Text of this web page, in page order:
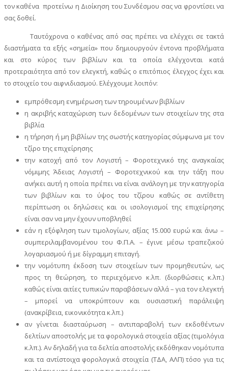
τον καθένα προτείνω η Διοίκηση του Συνδέσμου σας να φροντίσει να
σας δοθεί.
Ταυτόχρονα ο καθένας από σας πρέπει να ελέγχει σε τακτά
διαστήματα τα εξής «σημεία» που δημιουργούν έντονα προβλήματα
και στο κύρος των βιβλίων και τα οποία ελέγχονται κατά
προτεραιότητα από τον ελεγκτή, καθώς ο επιτόπιος έλεγχος έχει και
το στοιχείο του αιφνιδιασμού. Ελέγχουμε λοιπόν:
εμπρόθεσμη ενημέρωση των τηρουμένων βιβλίων
η ακριβής καταχώριση των δεδομένων των στοιχείων της στα
βιβλία
η τήρηση ή μη βιβλίων της σωστής κατηγορίας σύμφωνα με τον
τζίρο της επιχείρησης
την κατοχή από τον Λογιστή – Φοροτεχνικό της αναγκαίας
νόμιμης Άδειας Λογιστή – Φοροτεχνικού και την τάξη που
ανήκει αυτή η οποία πρέπει να είναι ανάλογη με την κατηγορία
των βιβλίων και το ύψος του τζίρου καθώς σε αντίθετη
περίπτωση οι δηλώσεις και οι ισολογισμοί της επιχείρησης
είναι σαν να μην έχουν υποβληθεί
εάν η εξόφληση των τιμολογίων, αξίας 15.000 ευρώ και άνω –
συμπεριλαμβανομένου του Φ.Π.Α. – έγινε μέσω τραπεζικού
λογαριασμού ή με δίγραμμη επιταγή.
την νομότυπη έκδοση των στοιχείων των προμηθευτών, ως
προς τη θεώρηση, το περιεχόμενο κ.λπ. (διορθώσεις κ.λπ.)
καθώς είναι αιτίες τυπικών παραβάσεων αλλά – για τον ελεγκτή
– μπορεί να υποκρύπτουν και ουσιαστική παράλειψη
(ανακρίβεια, εικονικότητα κ.λπ.)
αν γίνεται διασταύρωση – αντιπαραβολή των εκδοθέντων
δελτίων αποστολής με τα φορολογικά στοιχεία αξίας (τιμολόγια
κ.λπ.). Αν δηλαδή για τα δελτία αποστολής εκδόθηκαν νομότυπα
και τα αντίστοιχα φορολογικά στοιχεία (ΤΔΑ, ΑΛΠ) τόσο για τις